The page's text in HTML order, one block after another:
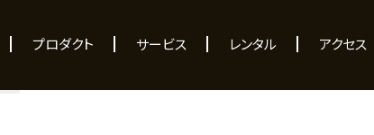
プロダクト サービス レンタル アクセス